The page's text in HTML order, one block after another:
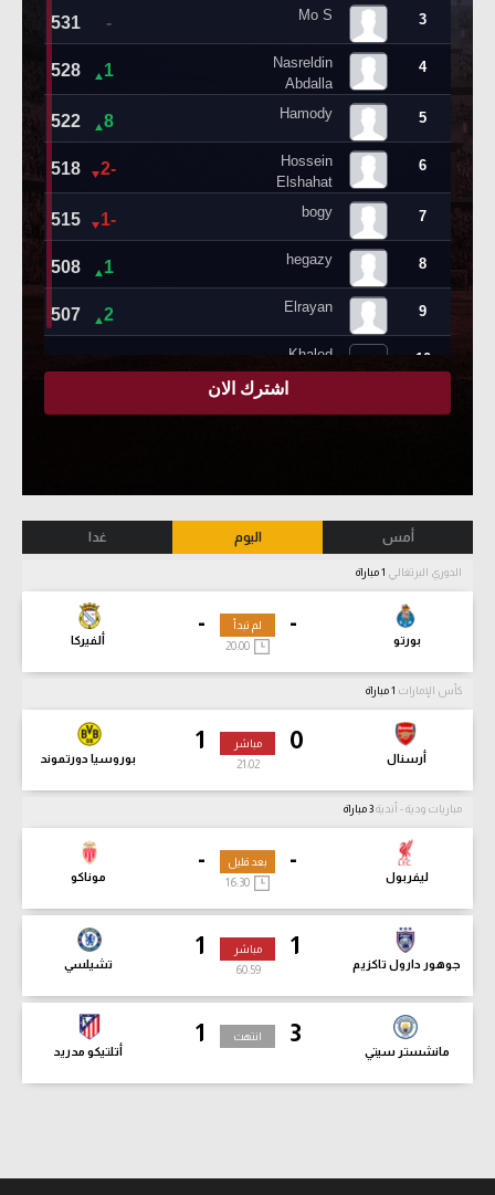
أمس اليوم غدا
الدوري البرتغالي
-
بورتو
-
ألفيركا
لم تبدأ
كأس الإمارات
0
أرسنال
1
بوروسيا دورتموند
مباشر
21:04
مباريات ودية - أندية
-
ليفربول
-
موناكو
بعد قليل
1
جوهور دارول تاكزيم
1
تشيلسي
مباشر
61:01
3
مانشستر سيتي
1
أتلتيكو مدريد
انتهت